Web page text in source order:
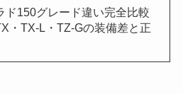
ド150グレード違い完全比較
・TX-L・TZ-Gの装備差と正